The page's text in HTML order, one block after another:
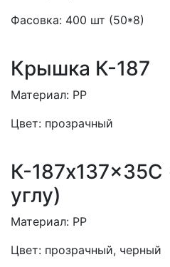
Фасовка: 400 шт (50*8)
Крышка К-187
Материал: PP
Цвет: прозрачный
К-187x137x35С
углу)
Материал: PP
Цвет: прозрачный, черный